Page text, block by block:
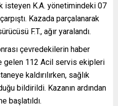
isteyen K.A. yönetimindeki 07
Kazada parçalanarak
F.T., ağır yaralandı.
çevredekilerin haber
gelen 112 Acil servis ekipleri
kaldırılırken, sağlık
bildirildi. Kazanın ardından
başlatıldı.